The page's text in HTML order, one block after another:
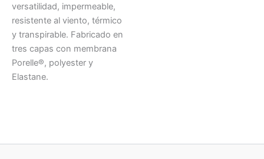
versatilidad, impermeable,
resistente al viento, térmico
y transpirable. Fabricado en
tres capas con membrana
Porelle®, polyester y
Elastane.